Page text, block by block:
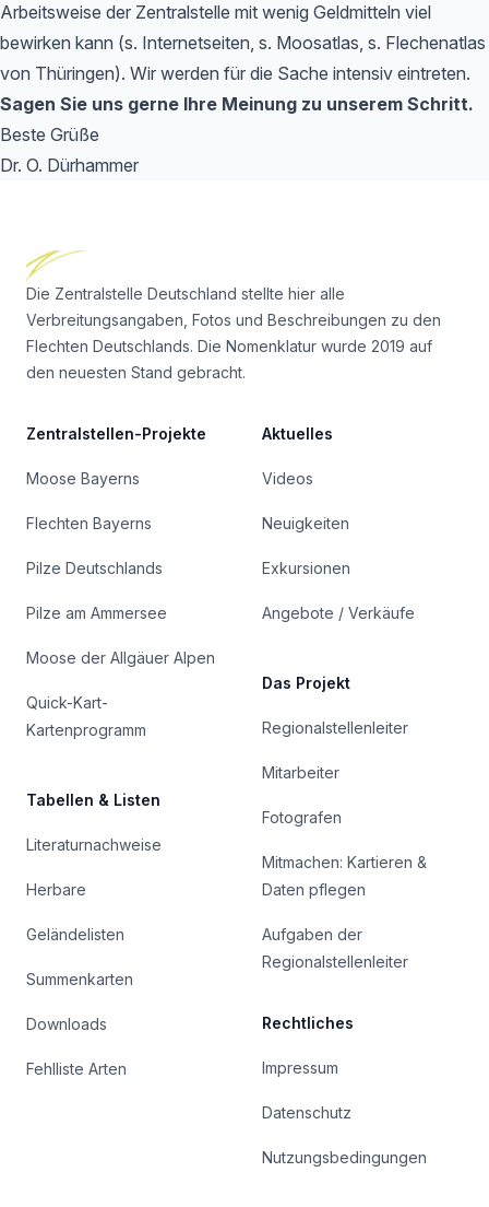
Arbeitsweise der Zentralstelle mit wenig Geldmitteln viel
bewirken kann (s. Internetseiten, s. Moosatlas, s. Flechenatlas
von Thüringen). Wir werden für die Sache intensiv eintreten.
Sagen Sie uns gerne Ihre Meinung zu unserem Schritt.
Beste Grüße
Dr. O. Dürhammer
Die Zentralstelle Deutschland stellte hier alle
Verbreitungsangaben, Fotos und Beschreibungen zu den
Flechten Deutschlands. Die Nomenklatur wurde 2019 auf
den neuesten Stand gebracht.
Zentralstellen-Projekte
Moose Bayerns
Flechten Bayerns
Pilze Deutschlands
Pilze am Ammersee
Moose der Allgäuer Alpen
Quick-Kart-
Kartenprogramm
Tabellen & Listen
Literaturnachweise
Herbare
Geländelisten
Summenkarten
Downloads
Fehlliste Arten
Aktuelles
Videos
Neuigkeiten
Exkursionen
Angebote / Verkäufe
Das Projekt
Regionalstellenleiter
Mitarbeiter
Fotografen
Mitmachen: Kartieren &
Daten pflegen
Aufgaben der
Regionalstellenleiter
Rechtliches
Impressum
Datenschutz
Nutzungsbedingungen